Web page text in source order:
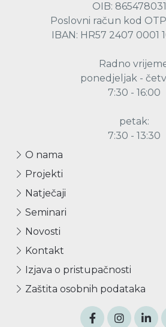
OIB:
Poslovni račun kod
IBAN: HR57 2407 0001
Radno
ponedjeljak -
7:30 - 16:00
petak:
7:30 - 13:30
O nama
Projekti
Natječaji
Seminari
Novosti
Kontakt
Izjava o pristupačnosti
Zaštita osobnih podataka